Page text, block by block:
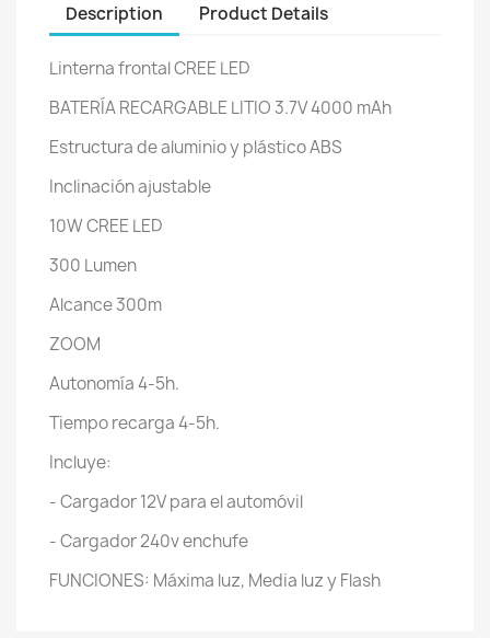
Description Product Details
Linterna frontal CREE LED
BATERÍA RECARGABLE LITIO 3.7V 4000 mAh
Estructura de aluminio y plástico ABS
Inclinación ajustable
10W CREE LED
300 Lumen
Alcance 300m
ZOOM
Autonomía 4-5h.
Tiempo recarga 4-5h.
Incluye:
- Cargador 12V para el automóvil
- Cargador 240v enchufe
FUNCIONES: Máxima luz, Media luz y Flash